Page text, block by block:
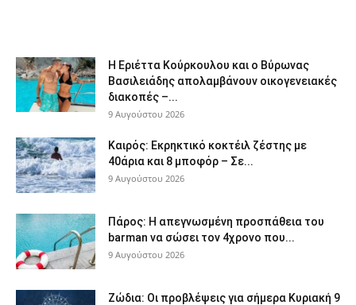
Η Εριέττα Κούρκουλου και ο Βύρωνας
Βασιλειάδης απολαμβάνουν οικογενειακές
διακοπές –...
9 Αυγούστου 2026
Καιρός: Εκρηκτικό κοκτέιλ ζέστης με
40άρια και 8 μποφόρ – Σε...
9 Αυγούστου 2026
Πάρος: Η απεγνωσμένη προσπάθεια του
barman να σώσει τον 4χρονο που...
9 Αυγούστου 2026
Ζώδια: Οι προβλέψεις για σήμερα Κυριακή 9